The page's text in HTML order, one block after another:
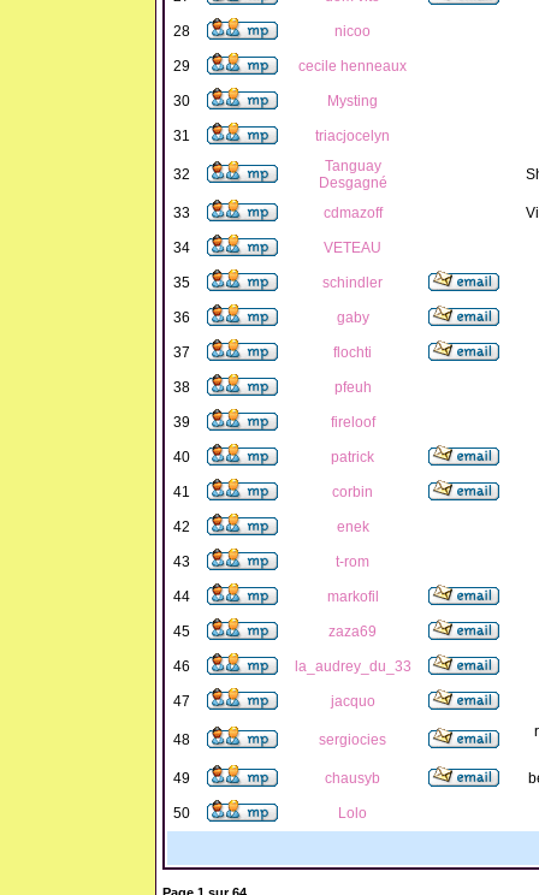
28 nicoo
29 cecile henneaux
30 Mysting
31 triacjocelyn
32
Tanguay
Desgagné
33 cdmazoff
34 VETEAU
35 schindler
36 gaby
37 flochti
38 pfeuh
39 fireloof
40 patrick
41 corbin
42 enek
43 t-rom
44 markofil
45 zaza69
46 la_audrey_du_33
47 jacquo
48 sergiocies
49 chausyb
50 Lolo